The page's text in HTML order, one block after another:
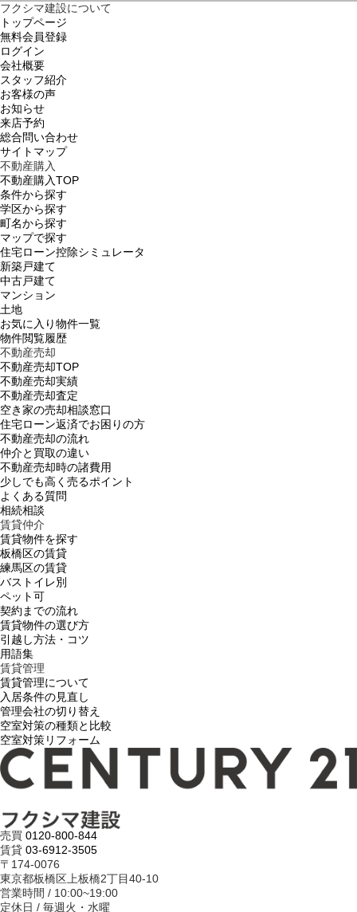
フクシマ建設について
トップページ
無料会員登録
ログイン
会社概要
スタッフ紹介
お客様の声
お知らせ
来店予約
総合問い合わせ
サイトマップ
不動産購入
不動産購入TOP
条件から探す
学区から探す
町名から探す
マップで探す
住宅ローン控除シミュレータ
新築戸建て
中古戸建て
マンション
土地
お気に入り物件一覧
物件閲覧履歴
不動産売却
不動産売却TOP
不動産売却実績
不動産売却査定
空き家の売却相談窓口
住宅ローン返済でお困りの方
不動産売却の流れ
仲介と買取の違い
不動産売却時の諸費用
少しでも高く売るポイント
よくある質問
相続相談
賃貸仲介
賃貸物件を探す
板橋区の賃貸
練馬区の賃貸
バストイレ別
ペット可
契約までの流れ
賃貸物件の選び方
引越し方法・コツ
用語集
賃貸管理
賃貸管理について
入居条件の見直し
管理会社の切り替え
空室対策の種類と比較
空室対策リフォーム
売買 0120-800-844
賃貸 03-6912-3505
〒174-0076
東京都板橋区上板橋2丁目40-10
営業時間 / 10:00~19:00
定休日 / 毎週火・水曜